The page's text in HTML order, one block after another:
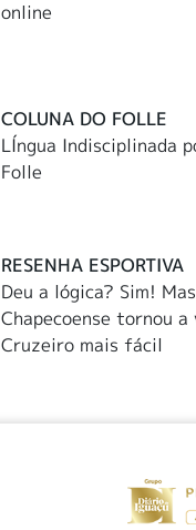
online
COLUNA DO FOLLE
LÍngua Indisciplinada
Folle
RESENHA ESPORTIVA
Deu a lógica? Sim!
Chapecoense tornou a
Cruzeiro mais fácil